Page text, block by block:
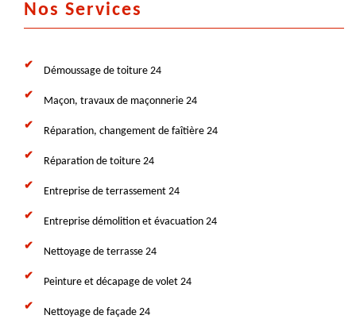
Nos Services
Démoussage de toiture 24
Maçon, travaux de maçonnerie 24
Réparation, changement de faîtière 24
Réparation de toiture 24
Entreprise de terrassement 24
Entreprise démolition et évacuation 24
Nettoyage de terrasse 24
Peinture et décapage de volet 24
Nettoyage de façade 24